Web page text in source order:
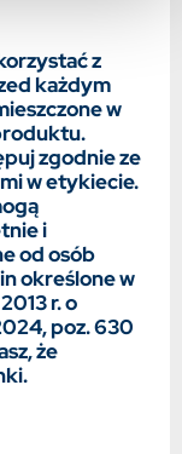
z
każdym
w
zgodnie ze
w etykiecie.
i
od osób
określone w
r. o
poz. 630
że